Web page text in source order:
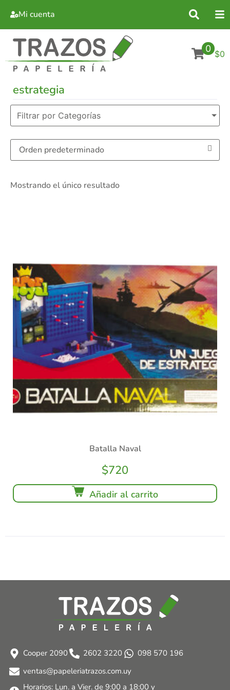
Mi cuenta
0 $0
estrategia
Filtrar por Categorías
Mostrando el único resultado
Batalla Naval
$720
Añadir al carrito
Cooper 2090 2602 3220
098 570 196
ventas@papeleriatrazos.com.uy
Horarios: Lun. a Vier. de 9:00 a 18:00 y